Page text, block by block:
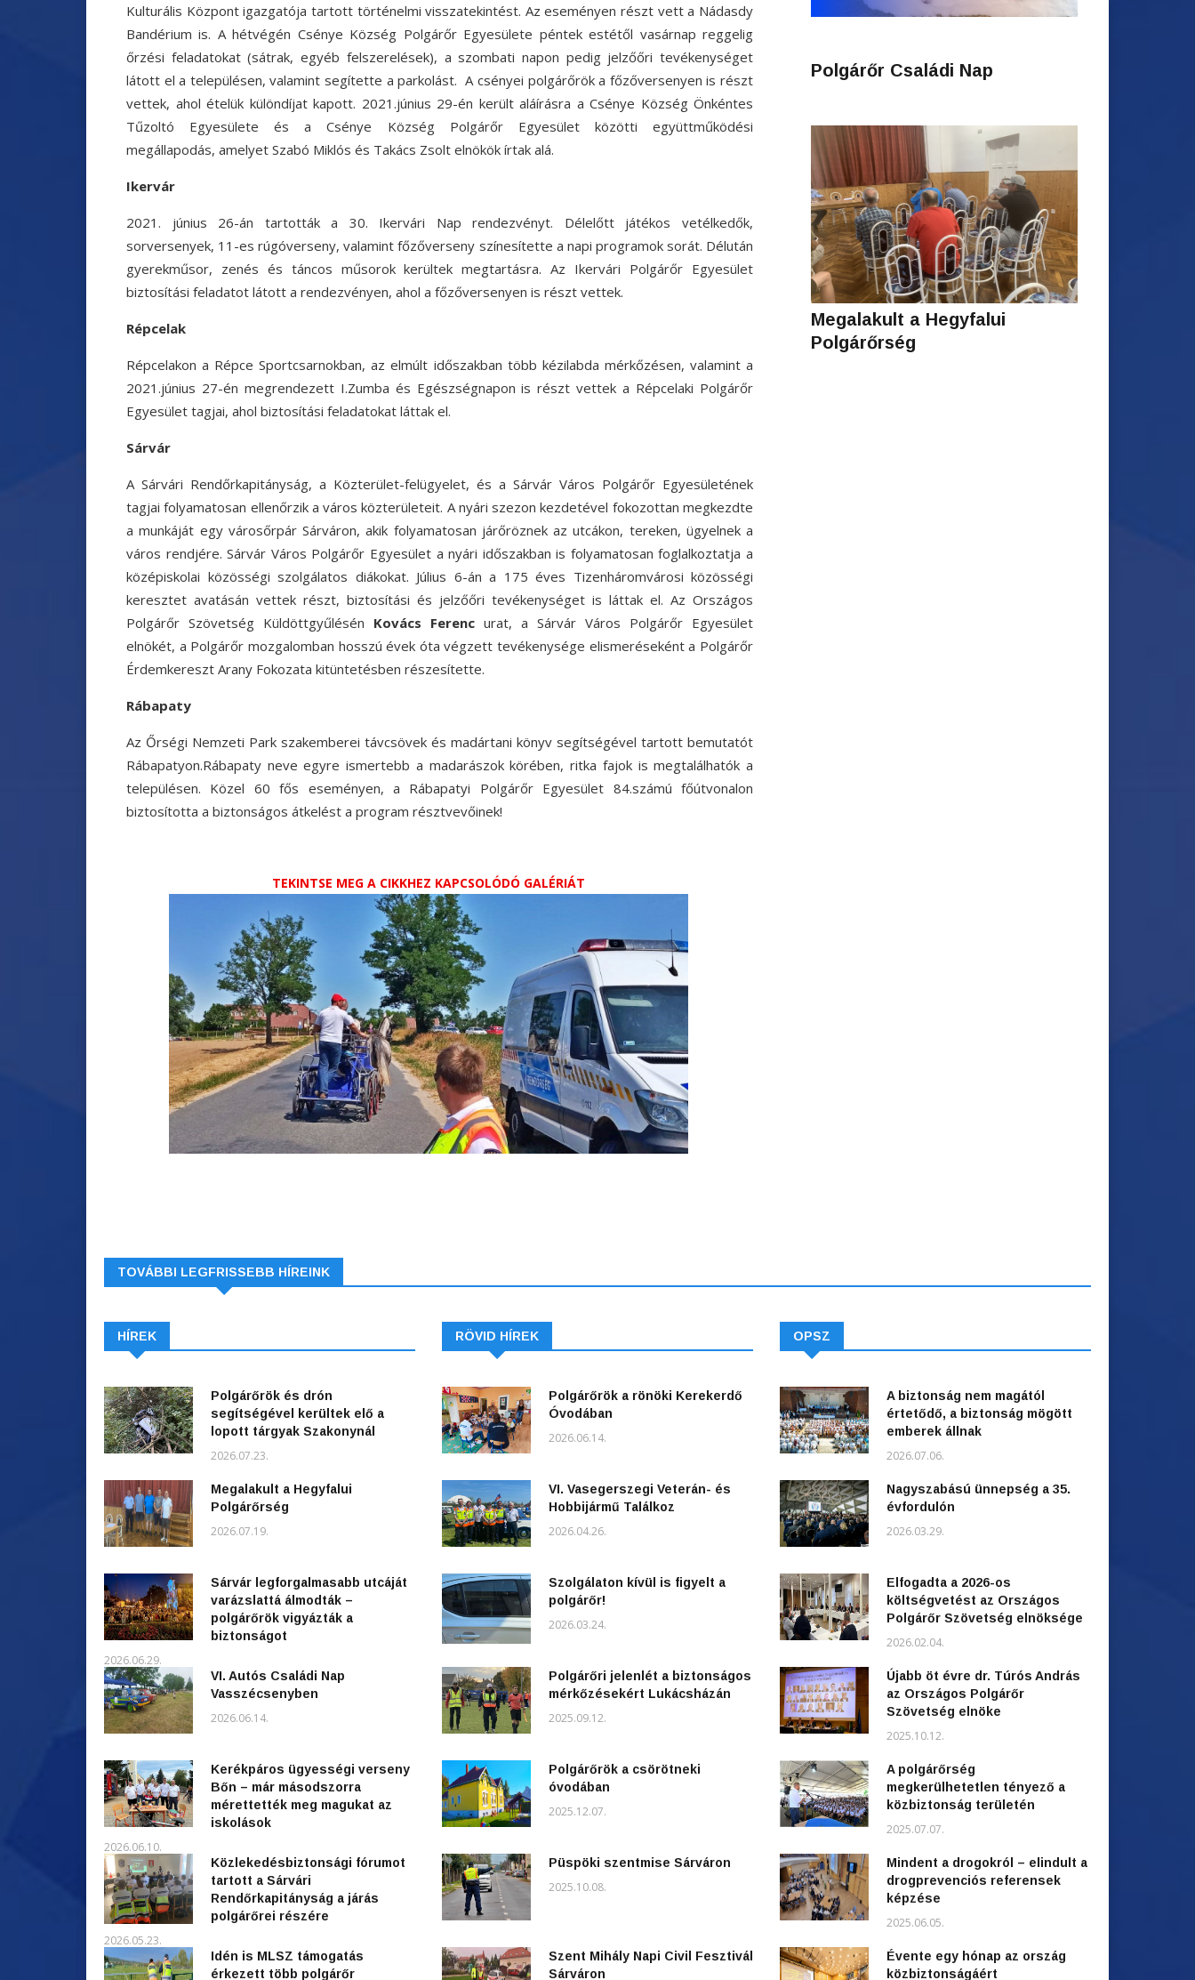
Kulturális Központ igazgatója tartott történelmi visszatekintést. Az eseményen részt vett a Nádasdy
Bandérium is. A hétvégén Csénye Község Polgárőr Egyesülete péntek estétől vasárnap reggelig
őrzési feladatokat (sátrak, egyéb felszerelések), a szombati napon pedig jelzőőri tevékenységet
látott el a településen, valamint segítette a parkolást.A csényei polgárőrök a főzőversenyen is részt
vettek, ahol ételük különdíjat kapott. 2021.június 29-én került aláírásra a Csénye Község Önkéntes
Tűzoltó Egyesülete és a Csénye Község Polgárőr Egyesület közötti együttműködési
megállapodás, amelyet Szabó Miklós és Takács Zsolt elnökök írtak alá.
Ikervár
2021. június 26-án tartották a 30. Ikervári Nap rendezvényt. Délelőtt játékos vetélkedők,
sorversenyek, 11-es rúgóverseny, valamint főzőverseny színesítette a napi programok sorát. Délután
gyerekműsor, zenés és táncos műsorok kerültek megtartásra.Az Ikervári Polgárőr Egyesület
biztosítási feladatot látott a rendezvényen, ahol a főzőversenyen is részt vettek.
Répcelak
Répcelakon a Répce Sportcsarnokban, az elmúlt időszakban több kézilabda mérkőzésen, valamint a
2021.június 27-én megrendezett I.Zumba és Egészségnapon is részt vettek a Répcelaki Polgárőr
Egyesület tagjai, ahol biztosítási feladatokat láttak el.
Sárvár
A Sárvári Rendőrkapitányság, a Közterület-felügyelet, és a Sárvár Város Polgárőr Egyesületének
tagjai folyamatosan ellenőrzik a város közterületeit. A nyári szezon kezdetével fokozottan megkezdte
a munkáját egy városőrpár Sárváron, akik folyamatosan járőröznek az utcákon, tereken, ügyelnek a
város rendjére.Sárvár Város Polgárőr Egyesület a nyári időszakban is folyamatosan foglalkoztatja a
középiskolai közösségi szolgálatos diákokat. Július 6-án a 175 éves Tizenháromvárosi közösségi
keresztet avatásán vettek részt, biztosítási és jelzőőri tevékenységet is láttak el. Az Országos
Polgárőr Szövetség Küldöttgyűlésén Kovács Ferenc urat, a Sárvár Város Polgárőr Egyesület
elnökét, a Polgárőr mozgalomban hosszú évek óta végzett tevékenysége elismeréseként a Polgárőr
Érdemkereszt Arany Fokozata kitüntetésben részesítette.
Rábapaty
Az Őrségi Nemzeti Park szakemberei távcsövek és madártani könyv segítségével tartott bemutatót
Rábapatyon.Rábapaty neve egyre ismertebb a madarászok körében, ritka fajok is megtalálhatók a
településen. Közel 60 fős eseményen, a Rábapatyi Polgárőr Egyesület 84.számú főútvonalon
biztosította a biztonságos átkelést a program résztvevőinek!
TEKINTSE MEG A CIKKHEZ KAPCSOLÓDÓ GALÉRIÁT
Polgárőr Családi Nap
Megalakult a Hegyfalui
Polgárőrség
TOVÁBBI LEGFRISSEBB HÍREINK
HÍREK
Polgárőrök és drón
segítségével kerültek elő a
lopott tárgyak Szakonynál
2026.07.23.
Megalakult a Hegyfalui
Polgárőrség
2026.07.19.
Sárvár legforgalmasabb utcáját
varázslattá álmodták –
polgárőrök vigyázták a
biztonságot
2026.06.29.
VI. Autós Családi Nap
Vasszécsenyben
2026.06.14.
Kerékpáros ügyességi verseny
Bőn – már másodszorra
mérettették meg magukat az
iskolások
2026.06.10.
Közlekedésbiztonsági fórumot
tartott a Sárvári
Rendőrkapitányság a járás
polgárőrei részére
2026.05.23.
Idén is MLSZ támogatás
érkezett több polgárőr
RÖVID HÍREK
Polgárőrök a rönöki Kerekerdő
Óvodában
2026.06.14.
VI. Vasegerszegi Veterán- és
Hobbijármű Találkoz
2026.04.26.
Szolgálaton kívül is figyelt a
polgárőr!
2026.03.24.
Polgárőri jelenlét a biztonságos
mérkőzésekért Lukácsházán
2025.09.12.
Polgárőrök a csörötneki
óvodában
2025.12.07.
Püspöki szentmise Sárváron
2025.10.08.
Szent Mihály Napi Civil Fesztivál
Sárváron
OPSZ
A biztonság nem magától
értetődő, a biztonság mögött
emberek állnak
2026.07.06.
Nagyszabású ünnepség a 35.
évfordulón
2026.03.29.
Elfogadta a 2026-os
költségvetést az Országos
Polgárőr Szövetség elnöksége
2026.02.04.
Újabb öt évre dr. Túrós András
az Országos Polgárőr
Szövetség elnöke
2025.10.12.
A polgárőrség
megkerülhetetlen tényező a
közbiztonság területén
2025.07.07.
Mindent a drogokról – elindult a
drogprevenciós referensek
képzése
2025.06.05.
Évente egy hónap az ország
közbiztonságáért